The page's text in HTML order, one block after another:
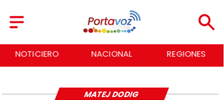
NOTICIERO NACIONAL REGIONES
MATEJ DODIG